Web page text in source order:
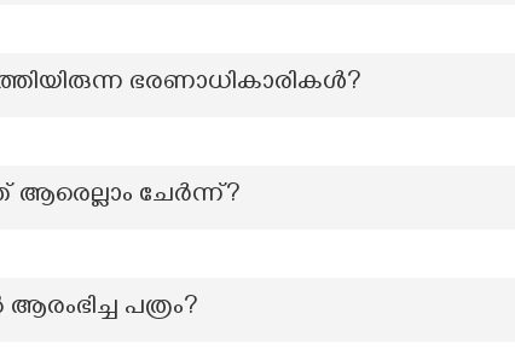
ഭരണാധികാരികൾ?
ആരെല്ലാം ചേര്‍ന്ന്?
പത്രം?